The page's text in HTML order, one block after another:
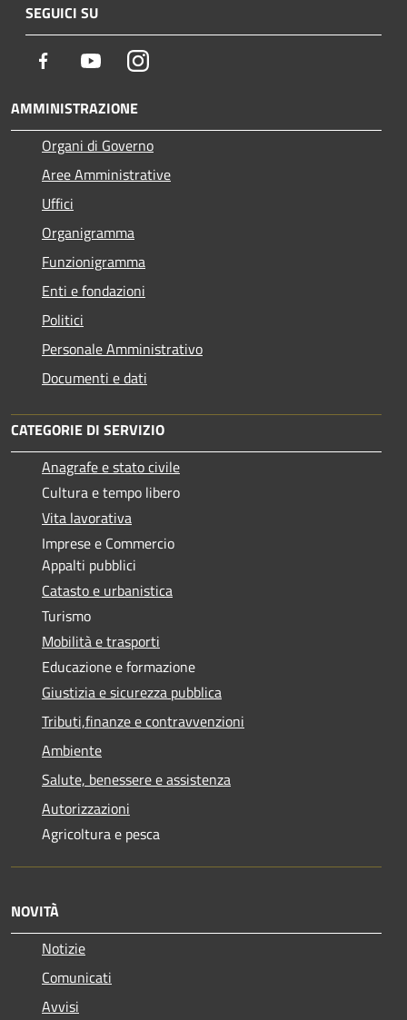
SEGUICI SU
Facebook YoutubeInstagram
AMMINISTRAZIONE
Organi di Governo
Aree Amministrative
Uffici
Organigramma
Funzionigramma
Enti e fondazioni
Politici
Personale Amministrativo
Documenti e dati
CATEGORIE DI SERVIZIO
Anagrafe e stato civile
Cultura e tempo libero
Vita lavorativa
Imprese e Commercio
Appalti pubblici
Catasto e urbanistica
Turismo
Mobilità e trasporti
Educazione e formazione
Giustizia e sicurezza pubblica
Tributi,finanze e contravvenzioni
Ambiente
Salute, benessere e assistenza
Autorizzazioni
Agricoltura e pesca
NOVITÀ
Notizie
Comunicati
Avvisi